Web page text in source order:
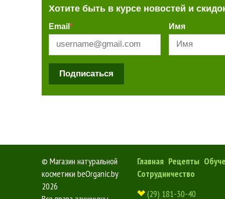
Хотите быть в курсе новостей и
Email * Имя
Подписаться
© Магазин натуральной
косметики beOrganic.by
2026
Главная Рецепты
Сотрудничество
(29) 181-30-40